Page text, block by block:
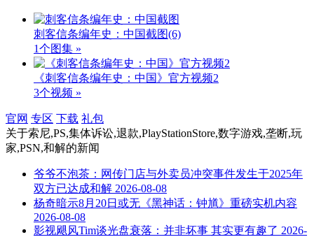
刺客信条编年史：中国截图(6)
1个图集 »
《刺客信条编年史：中国》官方视频2
3个视频 »
官网 专区 下载 礼包
关于索尼,PS,集体诉讼,退款,PlayStationStore,数字游戏,垄断,玩
家,PSN,和解的新闻
爷爷不泡茶：网传门店与外卖员冲突事件发生于2025年
双方已达成和解 2026-08-08
杨奇暗示8月20日或无《黑神话：钟馗》重磅实机内容
2026-08-08
影视飓风Tim谈光盘衰落：并非坏事 其实更有趣了 2026-